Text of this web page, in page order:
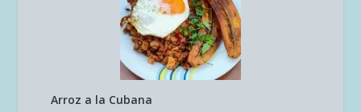
Arroz a la Cubana